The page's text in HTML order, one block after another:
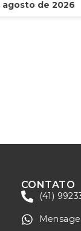
agosto de 2026
CONTATO
(41)